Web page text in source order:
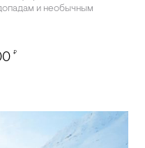
и необычным
₽